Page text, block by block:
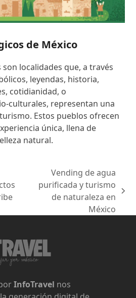
de México
localidades que, a través
leyendas, historia,
cotidianidad, o
culturales, representan una
Estos pueblos ofrecen
única, llena de
natural.
Vending de agua
purificada y turismo
de naturaleza en
México
InfoTravel nos